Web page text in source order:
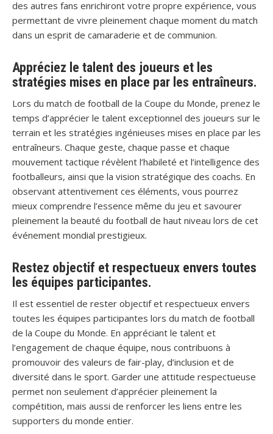
des autres fans enrichiront votre propre expérience, vous
permettant de vivre pleinement chaque moment du match
dans un esprit de camaraderie et de communion.
Appréciez le talent des joueurs et les
stratégies mises en place par les entraîneurs.
Lors du match de football de la Coupe du Monde, prenez le
temps d’apprécier le talent exceptionnel des joueurs sur le
terrain et les stratégies ingénieuses mises en place par les
entraîneurs. Chaque geste, chaque passe et chaque
mouvement tactique révèlent l’habileté et l’intelligence des
footballeurs, ainsi que la vision stratégique des coachs. En
observant attentivement ces éléments, vous pourrez
mieux comprendre l’essence même du jeu et savourer
pleinement la beauté du football de haut niveau lors de cet
événement mondial prestigieux.
Restez objectif et respectueux envers toutes
les équipes participantes.
Il est essentiel de rester objectif et respectueux envers
toutes les équipes participantes lors du match de football
de la Coupe du Monde. En appréciant le talent et
l’engagement de chaque équipe, nous contribuons à
promouvoir des valeurs de fair-play, d’inclusion et de
diversité dans le sport. Garder une attitude respectueuse
permet non seulement d’apprécier pleinement la
compétition, mais aussi de renforcer les liens entre les
supporters du monde entier.